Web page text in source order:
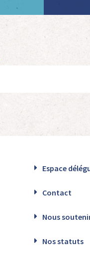
Espace
Contact
Nous
Nos statuts